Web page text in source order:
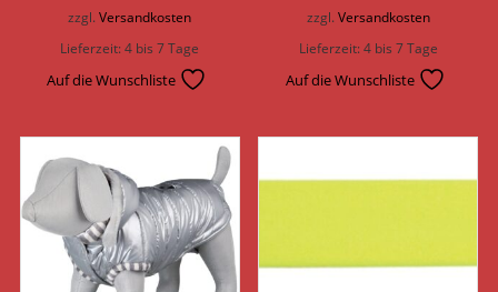
zzgl.Versandkosten
Lieferzeit:4 bis 7 Tage
Auf die Wunschliste
zzgl. Versandkosten
Lieferzeit:4 bis 7 Tage
Auf die Wunschliste